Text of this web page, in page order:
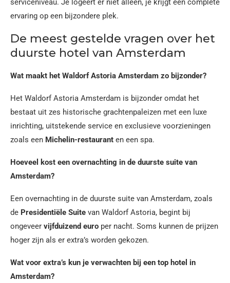
serviceniveau. Je logeert er niet alleen, je krijgt een complete
ervaring op een bijzondere plek.
De meest gestelde vragen over het
duurste hotel van Amsterdam
Wat maakt het Waldorf Astoria Amsterdam zo bijzonder?
Het Waldorf Astoria Amsterdam is bijzonder omdat het
bestaat uit zes historische grachtenpaleizen met een luxe
inrichting, uitstekende service en exclusieve voorzieningen
zoals een Michelin-restaurant en een spa.
Hoeveel kost een overnachting in de duurste suite van
Amsterdam?
Een overnachting in de duurste suite van Amsterdam, zoals
de Presidentiële Suite van Waldorf Astoria, begint bij
ongeveer vijfduizend euro per nacht. Soms kunnen de prijzen
hoger zijn als er extra’s worden gekozen.
Wat voor extra’s kun je verwachten bij een top hotel in
Amsterdam?